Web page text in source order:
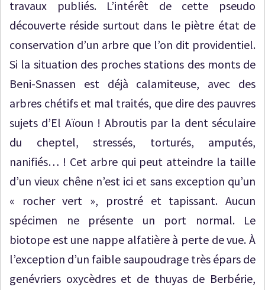
travaux publiés. L’intérêt de cette pseudo
découverte réside surtout dans le piètre état de
conservation d’un arbre que l’on dit providentiel.
Si la situation des proches stations des monts de
Beni-Snassen est déjà calamiteuse, avec des
arbres chétifs et mal traités, que dire des pauvres
sujets d’El Aïoun ! Abroutis par la dent séculaire
du cheptel, stressés, torturés, amputés,
nanifiés… ! Cet arbre qui peut atteindre la taille
d’un vieux chêne n’est ici et sans exception qu’un
« rocher vert », prostré et tapissant. Aucun
spécimen ne présente un port normal. Le
biotope est une nappe alfatière à perte de vue. À
l’exception d’un faible saupoudrage très épars de
genévriers oxycèdres et de thuyas de Berbérie,